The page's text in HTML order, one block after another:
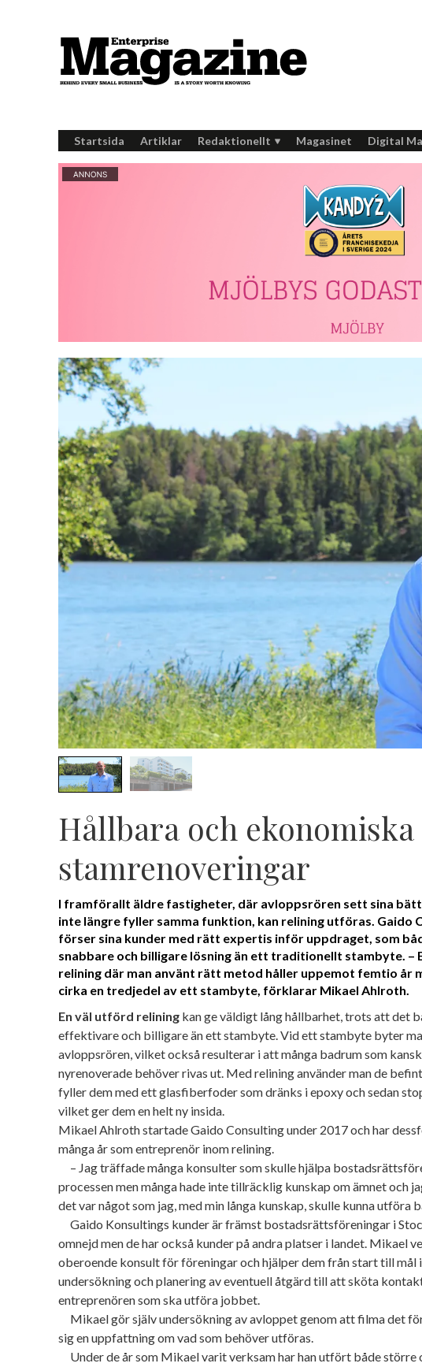
Startsida Artiklar Redaktionellt Magasinet Digital
Hållbara och ekonomiska
stamrenoveringar
I framförallt äldre fastigheter, där avloppsrören sett sina
inte längre fyller samma funktion, kan relining utföras. Gaido
förser sina kunder med rätt expertis inför uppdraget, som
snabbare och billigare lösning än ett traditionellt stambyte. –
relining där man använt rätt metod håller uppemot femtio år
cirka en tredjedel av ett stambyte, förklarar Mikael Ahlroth.
En väl utförd relining kan ge väldigt lång hållbarhet, trots att det
effektivare och billigare än ett stambyte. Vid ett stambyte byter
avloppsrören, vilket också resulterar i att många badrum som
nyrenoverade behöver rivas ut. Med relining använder man de
fyller dem med ett glasfiberfoder som dränks i epoxy och sedan
vilket ger dem en helt ny insida.
Mikael Ahlroth startade Gaido Consulting under 2017 och har
många år som entreprenör inom relining.
– Jag träffade många konsulter som skulle hjälpa
processen men många hade inte tillräcklig kunskap om ämnet och
det var något som jag, med min långa kunskap, skulle kunna utföra
Gaido Konsultings kunder är främst bostadsrättsföreningar i
omnejd men de har också kunder på andra platser i landet. Mikael
oberoende konsult för föreningar och hjälper dem från start till mål
undersökning och planering av eventuell åtgärd till att sköta
entreprenören som ska utföra jobbet.
Mikael gör själv undersökning av avloppet genom att filma det
sig en uppfattning om vad som behöver utföras.
Under de år som Mikael varit verksam har han utfört både större